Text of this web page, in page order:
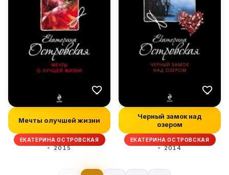
Мечты о лучшей жизни
ЕКАТЕРИНА ОСТРОВСКАЯ
2015
Черный замок над
озером
ЕКАТЕРИНА ОСТРОВСКАЯ
2014